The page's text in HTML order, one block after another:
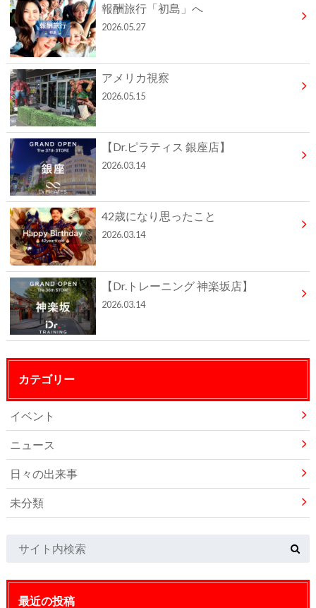
報酬旅行「初島」へ
2026.05.27
アメリカ視察
2026.05.15
【Dr.ピラティス 銀座店】
2026.03.14
42歳になり思ったこと
2026.03.14
【Dr.トレーニング 神楽坂店】
2026.03.14
カテゴリー
イベント
ニュース
日々の出来事
未分類
最近の投稿